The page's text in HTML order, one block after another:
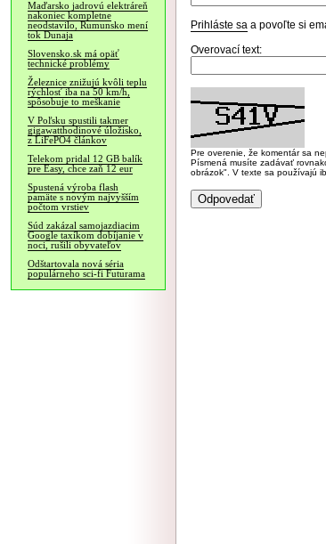
Maďarsko jadrovú elektráreň
nakoniec kompletne
neodstavilo, Rumunsko mení
tok Dunaja
Slovensko.sk má opäť
technické problémy
Železnice znižujú kvôli teplu
rýchlosť iba na 50 km/h,
spôsobuje to meškanie
V Poľsku spustili takmer
gigawatthodinové úložisko,
z LiFePO4 článkov
Telekom pridal 12 GB balík
pre Easy, chce zaň 12 eur
Spustená výroba flash
pamäte s novým najvyšším
počtom vrstiev
Súd zakázal samojazdiacim
Google taxíkom dobíjanie v
noci, rušili obyvateľov
Odštartovala nová séria
populárneho sci-fi Futurama
Prihláste sa a povoľte si
Overovací text:
Pre overenie, že komentár sa
Písmená musíte zadávať
obrázok". V texte sa používajú